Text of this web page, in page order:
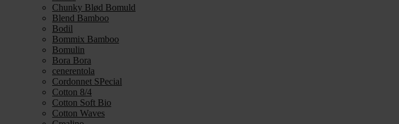
Chunky Blød Bomuld
Blend Bamboo
Bodil
Bommix Bamboo
Bomulin
Bora Bora
cenerentola
Cordonnet SPecial
Cotton 8/4
Cotton Soft Bio
Cotton Waves